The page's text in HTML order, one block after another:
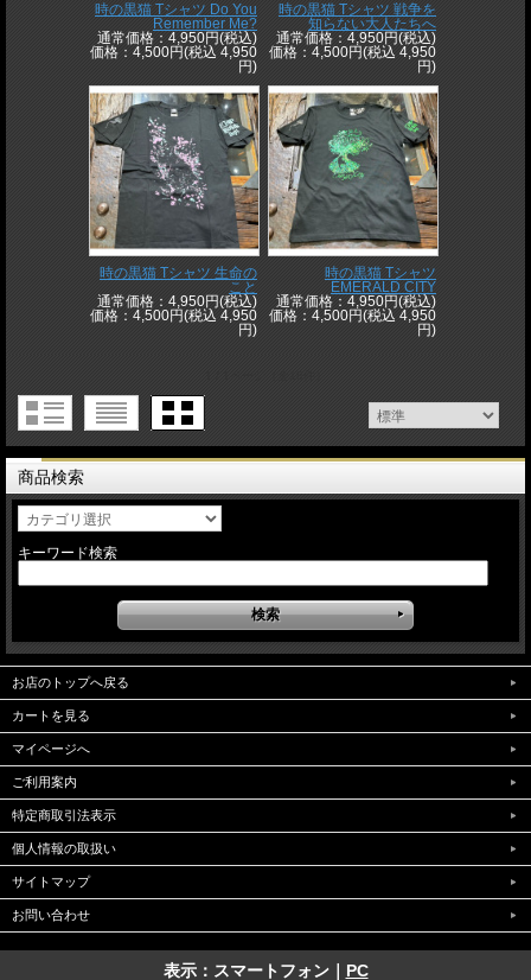
時の黒猫 Tシャツ Do You
Remember Me?
通常価格：4,950円(税込)
価格：4,500円(税込 4,950
円)
時の黒猫 Tシャツ 戦争を
知らない大人たちへ
通常価格：4,950円(税込)
価格：4,500円(税込 4,950
円)
時の黒猫 Tシャツ 生命の
こと
通常価格：4,950円(税込)
価格：4,500円(税込 4,950
円)
時の黒猫 Tシャツ
EMERALD CITY
通常価格：4,950円(税込)
価格：4,500円(税込 4,950
円)
商品検索
キーワード検索
お店のトップへ戻る
カートを見る
マイページへ
ご利用案内
特定商取引法表示
個人情報の取扱い
サイトマップ
お問い合わせ
表示：スマートフォン｜ PC